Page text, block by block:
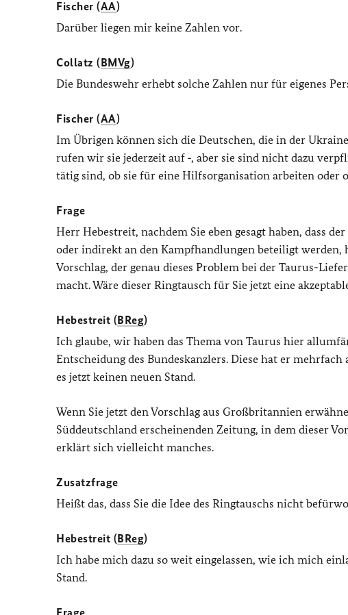
Fischer (AA)
Darüber liegen mir keine Zahlen vor.
Collatz (BMVg)
Die Bundeswehr erhebt solche Zahlen nur für eigenes
Fischer (AA)
Im Übrigen können sich die Deutschen, die in der
rufen wir sie jederzeit auf ‑, aber sie sind nicht dazu
tätig sind, ob sie für eine Hilfsorganisation arbeiten oder
Frage
Herr Hebestreit, nachdem Sie eben gesagt haben, dass
oder indirekt an den Kampfhandlungen beteiligt
Vorschlag, der genau dieses Problem bei der Taurus-
macht. Wäre dieser Ringtausch für Sie jetzt eine
Hebestreit (BReg)
Ich glaube, wir haben das Thema von Taurus hier
Entscheidung des Bundeskanzlers. Diese hat er
es jetzt keinen neuen Stand.
Wenn Sie jetzt den Vorschlag aus Großbritannien
Süddeutschland erscheinenden Zeitung, in dem dieser
erklärt sich vielleicht manches.
Zusatzfrage
Heißt das, dass Sie die Idee des Ringtauschs nicht
Hebestreit (BReg)
Ich habe mich dazu so weit eingelassen, wie ich mich
Stand.
Frage